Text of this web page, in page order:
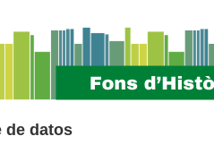
de datos